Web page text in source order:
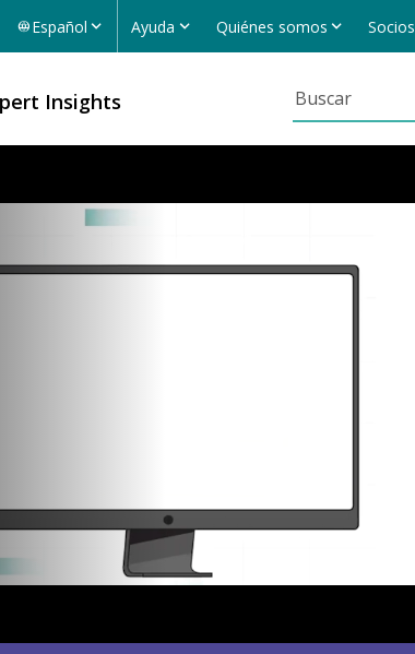
Español Ayuda Quiénes somos Socios
Insights